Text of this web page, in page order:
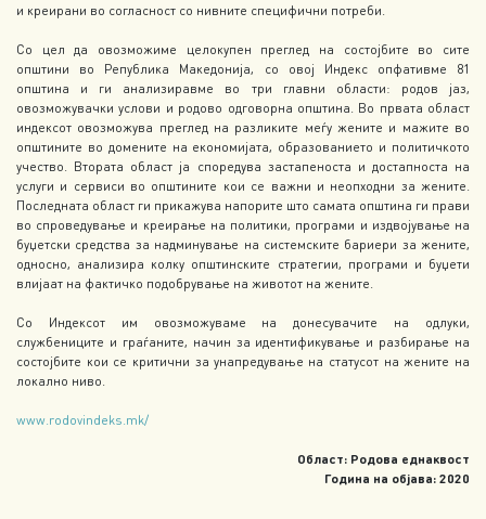
и креирани во согласност со нивните специфични потреби.
Со цел да овозможиме целокупен преглед на состојбите во сите
општини во Република Македонија, со овој Индекс опфативме 81
општина и ги анализиравме во три главни области: родов јаз,
овозможувачки услови и родово одговорна општина. Во првата област
индексот овозможува преглед на разликите меѓу жените и мажите во
општините во домените на економијата, образованието и политичкото
учество. Втората област ја споредува застапеноста и достапноста на
услуги и сервиси во општините кои се важни и неопходни за жените.
Последната област ги прикажува напорите што самата општина ги прави
во спроведување и креирање на политики, програми и издвојување на
буџетски средства за надминување на системските бариери за жените,
односно, анализира колку општинските стратегии, програми и буџети
влијаат на фактичко подобрување на животот на жените.
Со Индексот им овозможуваме на донесувачите на одлуки,
службениците и граѓаните, начин за идентификување и разбирање на
состојбите кои се критични за унапредување на статусот на жените на
локално ниво.
www.rodovindeks.mk/
Област: Родова еднаквост
Година на објава: 2020